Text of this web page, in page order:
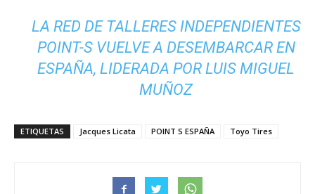
LA RED DE TALLERES INDEPENDIENTES
POINT-S VUELVE A DESEMBARCAR EN
ESPAÑA, LIDERADA POR LUIS MIGUEL
MUÑOZ
ETIQUETAS Jacques Licata POINT S ESPAÑA Toyo Tires